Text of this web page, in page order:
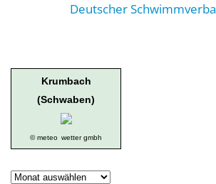
Deutscher
Krumbach
(Schwaben)
© meteo wetter gmbh
Geschichte